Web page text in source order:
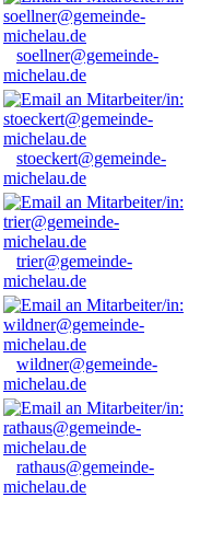
soellner@gemeinde-
michelau.de
stoeckert@gemeinde-
michelau.de
trier@gemeinde-
michelau.de
wildner@gemeinde-
michelau.de
rathaus@gemeinde-
michelau.de